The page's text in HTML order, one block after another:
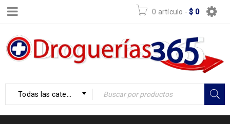
0 artículo - $ 0
Todas las categorías